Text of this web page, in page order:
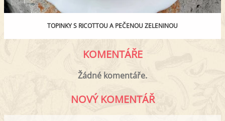
TOPINKY S RICOTTOU A PEČENOU ZELENINOU
KOMENTÁŘE
Žádné komentáře.
NOVÝ KOMENTÁŘ